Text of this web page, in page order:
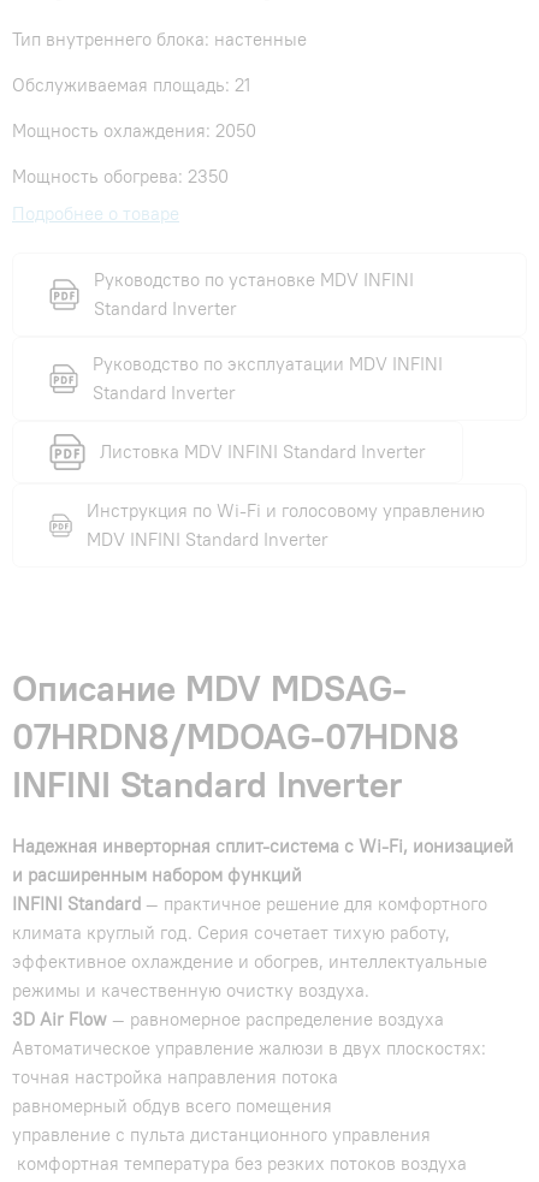
Тип внутреннего блока: настенные
Обслуживаемая площадь: 21
Мощность охлаждения: 2050
Мощность обогрева: 2350
Подробнее о товаре
Руководство по установке MDV INFINI
Standard Inverter
Руководство по эксплуатации MDV INFINI
Standard Inverter
Листовка MDV INFINI Standard Inverter
Инструкция по Wi-Fi и голосовому управлению
MDV INFINI Standard Inverter
Описание MDV MDSAG-
07HRDN8/MDOAG-07HDN8
INFINI Standard Inverter
Надежная инверторная сплит-система с Wi-Fi, ионизацией
и расширенным набором функций
INFINI Standard — практичное решение для комфортного
климата круглый год. Серия сочетает тихую работу,
эффективное охлаждение и обогрев, интеллектуальные
режимы и качественную очистку воздуха.
3D Air Flow — равномерное распределение воздуха
Автоматическое управление жалюзи в двух плоскостях:
точная настройка направления потока
равномерный обдув всего помещения
управление с пульта дистанционного управления
комфортная температура без резких потоков воздуха